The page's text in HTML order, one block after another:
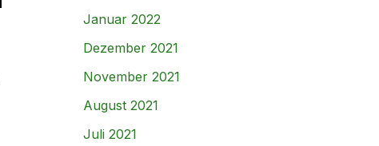
Januar 2022
Dezember 2021
November 2021
August 2021
Juli 2021